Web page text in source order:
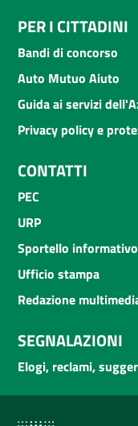
PER I CITTADINI
Bandi di concorso
Auto Mutuo Aiuto
Guida ai servizi
Privacy policy e
CONTATTI
PEC
URP
Sportello informativo
Ufficio stampa
Redazione
SEGNALAZIONI
Elogi, reclami,